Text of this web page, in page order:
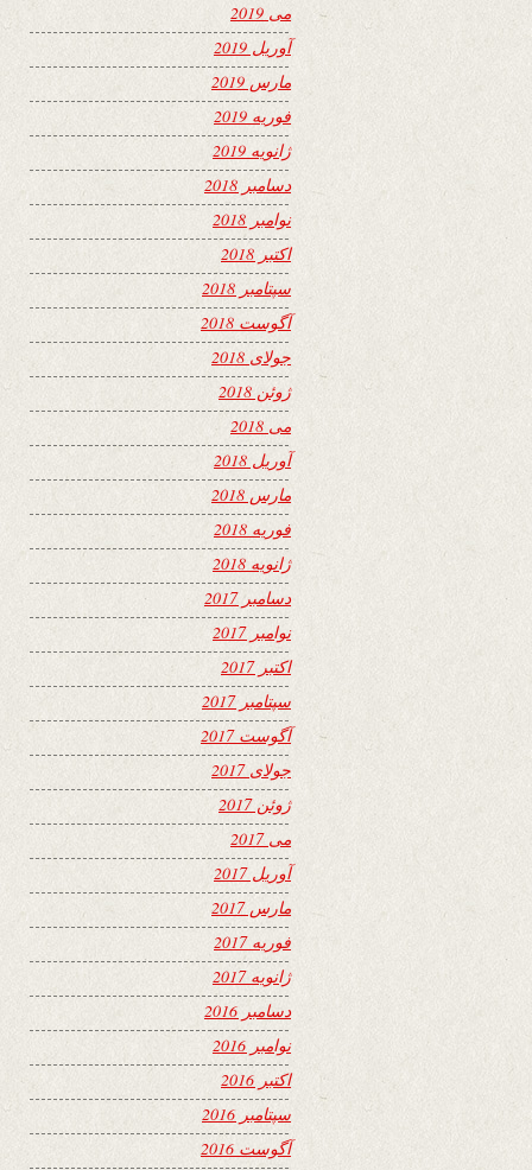
می 2019
آوریل 2019
مارس 2019
فوریه 2019
ژانویه 2019
دسامبر 2018
نوامبر 2018
اکتبر 2018
سپتامبر 2018
آگوست 2018
جولای 2018
ژوئن 2018
می 2018
آوریل 2018
مارس 2018
فوریه 2018
ژانویه 2018
دسامبر 2017
نوامبر 2017
اکتبر 2017
سپتامبر 2017
آگوست 2017
جولای 2017
ژوئن 2017
می 2017
آوریل 2017
مارس 2017
فوریه 2017
ژانویه 2017
دسامبر 2016
نوامبر 2016
اکتبر 2016
سپتامبر 2016
آگوست 2016